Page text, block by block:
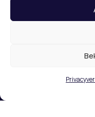
© 2026 De
Roosendaal –